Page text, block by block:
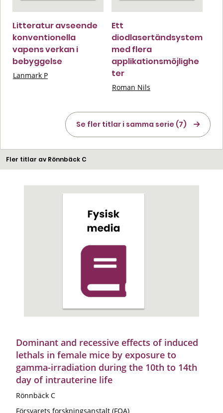
Litteratur avseende
konventionella
vapens verkan i
bebyggelse
Lanmark P
Ett
diodlasertändsystem
med flera
applikationsmöjlighe
ter
Roman Nils
Se fler titlar i samma serie (7)
Fler titlar av Rönnbäck C
Dominant and recessive effects of induced
lethals in female mice by exposure to
gamma-irradiation during the 10th to 14th
day of intrauterine life
Rönnbäck C
Försvarets forskningsanstalt (FOA)